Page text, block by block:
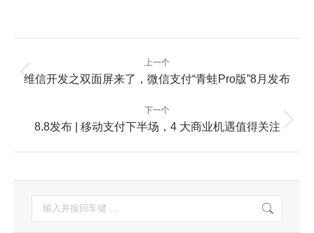
文
章
上一个
上
篇：
维信开发之双面屏来了，微信支付“青蛙Pro版”8月发布
下一个
下
篇：
8.8发布 | 移动支付下半场，4 大商业机遇值得关注
索：